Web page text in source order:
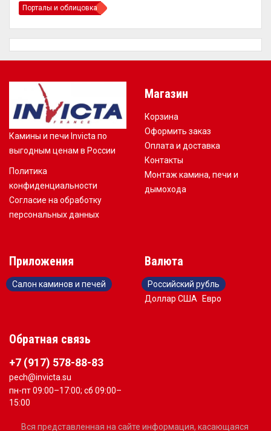
Порталы и облицовка
Камины и печи Invicta по
выгодным ценам в России
Политика
конфиденциальности
Согласие на обработку
персональных данных
Магазин
Корзина
Оформить заказ
Оплата и доставка
Контакты
Монтаж камина, печи и
дымохода
Приложения
Салон каминов и печей
Валюта
Российский рубль
Доллар США
Евро
Обратная связь
+7 (917) 578-88-83
pech@invicta.su
пн-пт 09:00–17:00; сб 09:00–
15:00
Вся представленная на сайте информация, касающаяся